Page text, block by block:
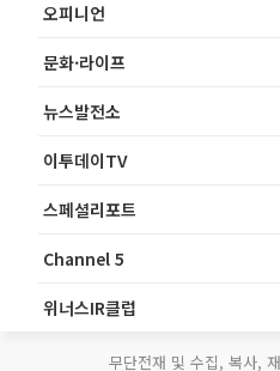
오피니언
문화·라이프
뉴스발전소
이투데이TV
스페셜리포트
Channel 5
위너스IR클럽
무단전재 및 수집, 복사,